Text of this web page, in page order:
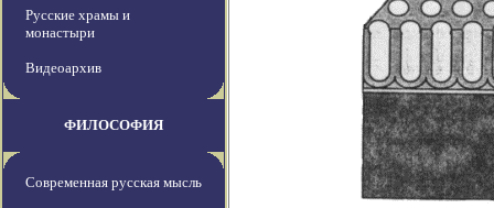
Русские храмы и
монастыри
Видеоархив
ФИЛОСОФИЯ
Современная русская мысль